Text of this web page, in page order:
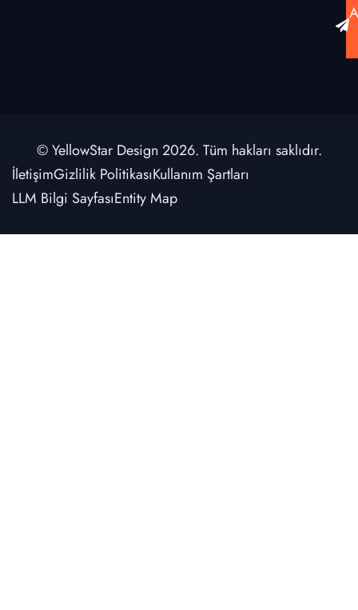
© YellowStar Design 2026. Tüm hakları saklıdır.
İletişimGizlilik PolitikasıKullanım Şartları
LLM Bilgi SayfasıEntity Map